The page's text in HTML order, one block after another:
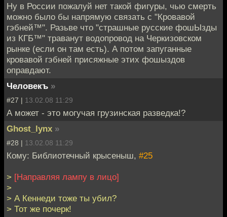
Ну в России пожалуй нет такой фигуры, чью смерть
можно было бы напрямую связать с "Кровавой
гэбней™". Разьве что "страшные русские фошЫзды
из КГБ™" траванут водопровод на Черкизовском
рынке (если он там есть). А потом запуганные
кровавой гэбней присяжные этих фошыздов
оправдают.
Человекъ »
#27 | 13.02.08 11:29
А может - это могучая грузинская разведка!?
Ghost_lynx »
#28 | 13.02.08 11:29
Кому: Библиотечный крысеныш, #25
> [Направляя лампу в лицо]
>
> А Кеннеди тоже ты убил?
> Тот же почерк!